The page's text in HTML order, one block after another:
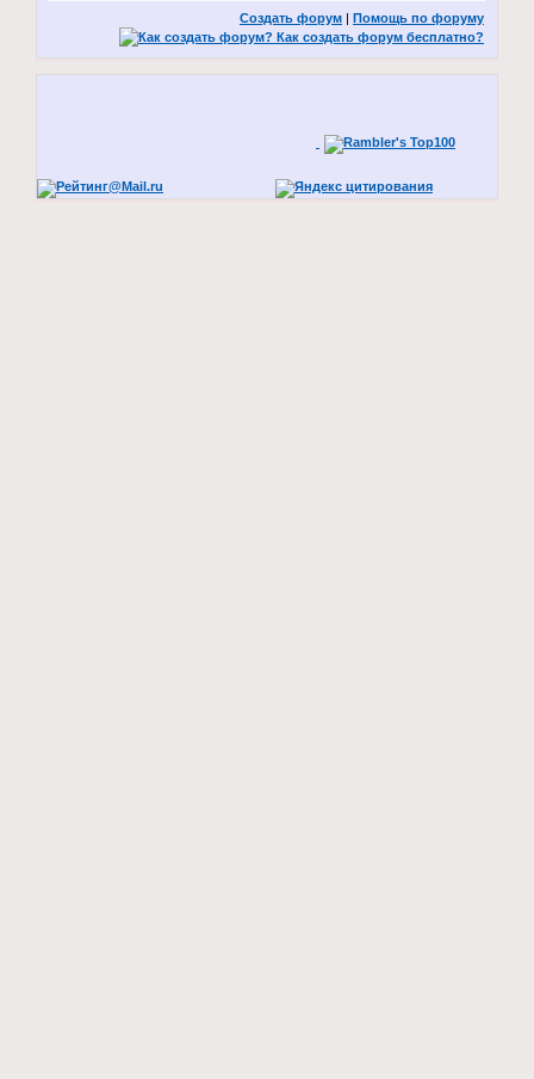
Создать форум Помощь по форуму